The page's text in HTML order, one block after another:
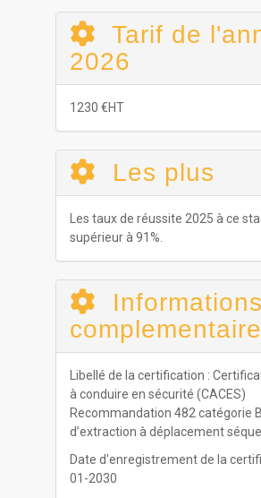
Tarif de
2026
1230 €HT
Les plus
Les taux de réussite 2025 à ce
supérieur à 91%.
Informations
Libellé de la certification :
à conduire en sécurité (CACES)
Recommandation 482 catégorie
d’extraction à déplacement
Date d'enregistrement de la
01-2030